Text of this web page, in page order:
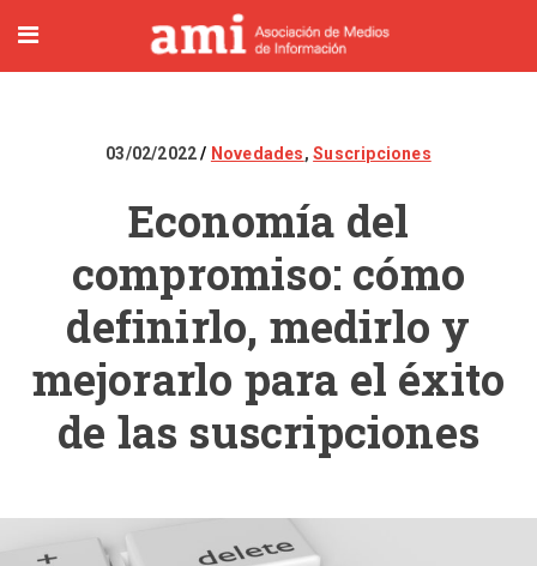
03/02/2022 Novedades,Suscripciones
Economía del
compromiso: cómo
definirlo, medirlo y
mejorarlo para el éxito
de las suscripciones